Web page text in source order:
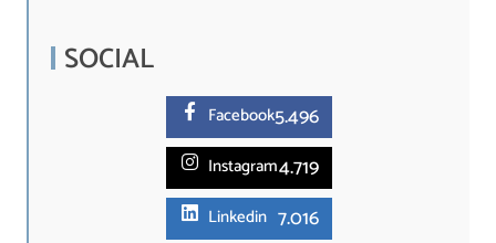
SOCIAL
Facebook5.496
Instagram4.719
Linkedin 7.016